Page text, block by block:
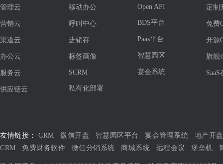
管理云
营销云
渠道云
办公云
服务云
供应链云
移动办公
呼叫中心
进销存
标签画像
SCRM
私有化部署
Open API
BDS平台
Paas平台
智慧园区
宴会系统
定制
免费
开源
旗舰
友情链接： CRM 微信开盘 智慧园区平台 宴会管理系统
地产开
CRM
免费财务软件 微信分销系统 商城系统 远程会议 堡垒机